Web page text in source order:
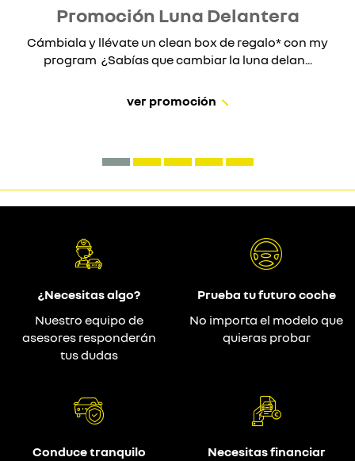
Promoción Luna Delantera
Cámbiala y llévate un clean box de regalo* con my
program ¿Sabías que cambiar la luna delan...
ver promoción
¿Necesitas algo?
Nuestro equipo de
asesores responderán
tus dudas
Prueba tu futuro coche
No importa el modelo que
quieras probar
Conduce tranquilo
Necesitas financiar